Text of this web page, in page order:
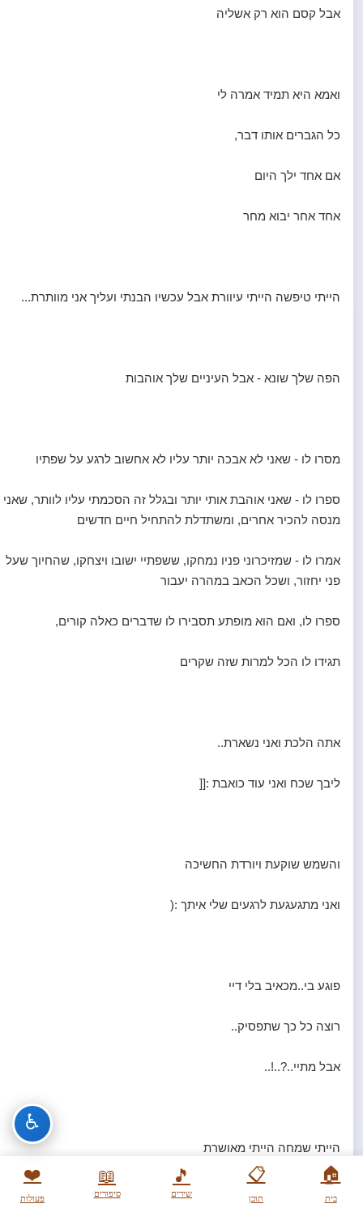
🏠
בית
📋
תוכן
🎵
שירים
📖
סיפורים
❤️
פעולות
אבל קסם הוא רק אשליה
ואמא היא תמיד אמרה לי
כל הגברים אותו דבר,
אם אחד ילך היום
אחד אחר יבוא מחר
הייתי טיפשה הייתי עיוורת אבל עכשיו הבנתי ועליך אני מוותרת...
הפה שלך שונא - אבל העיניים שלך אוהבות
מסרו לו - שאני לא אבכה יותר עליו לא אחשוב לרגע על שפתיו
ספרו לו - שאני אוהבת אותי יותר ובגלל זה הסכמתי עליו לוותר, שאני
מנסה להכיר אחרים, ומשתדלת להתחיל חיים חדשים
אמרו לו - שמזיכרוני פניו נמחקו, ששפתיי ישובו ויצחקו, שהחיוך שעל
פני יחזור, ושכל הכאב במהרה יעבור
ספרו לו, ואם הוא מופתע תסבירו לו שדברים כאלה קורים,
תגידו לו הכל למרות שזה שקרים
אתה הלכת ואני נשארת..
ליבך שכח ואני עוד כואבת :[[
והשמש שוקעת ויורדת החשיכה
ואני מתגעגעת לרגעים שלי איתך :(
פוגע בי..מכאיב בלי דיי
רוצה כל כך שתפסיק..
אבל מתיי..?..!..
הייתי שמחה הייתי מאושרת
אבל כל זה היה לפני שהייתי בך מאוהבת..
♿